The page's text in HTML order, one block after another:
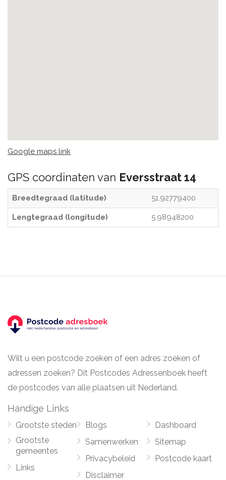
Google maps link
GPS coordinaten van Eversstraat 14
Breedtegraad (latitude) 51.92779400
Lengtegraad (longitude) 5.98948200
Wilt u een postcode zoeken of een adres zoeken of
adressen zoeken? Dit Postcodes Adressenboek heeft
de postcodes van alle plaatsen uit Nederland.
Handige Links
Grootste steden
Grootste
gemeentes
Links
Blogs
Samenwerken
Privacybeleid
Disclaimer
Dashboard
Sitemap
Postcode kaart